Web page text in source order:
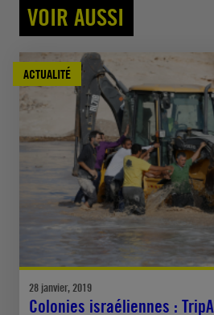
VOIR AUSSI
ACTUALITÉ
28 janvier, 2019
Colonies israéliennes :